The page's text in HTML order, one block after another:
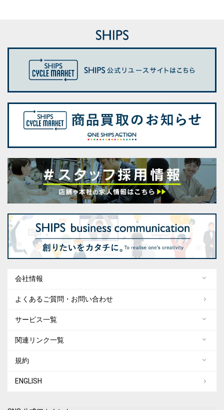
会社情報
よくあるご質問・お問い合わせ
サービス一覧
関連リンク一覧
規約
ENGLISH